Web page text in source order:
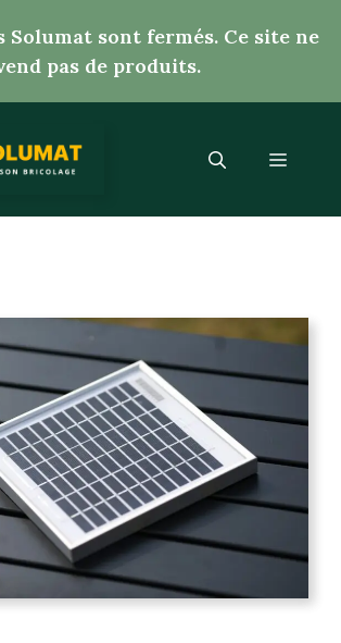
Solumat sont fermés. Ce site ne
pas de produits.
Menu